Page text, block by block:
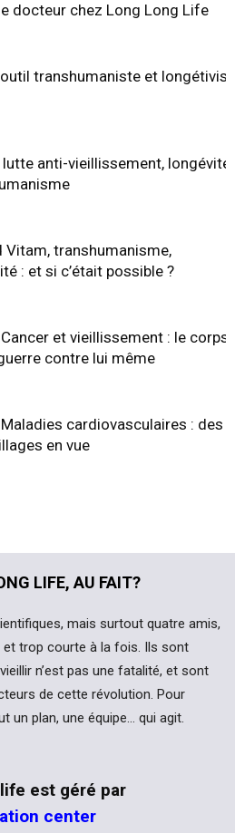
docteur chez Long Long Life
outil transhumaniste et
anti-vieillissement, longévité,
Vitam, transhumanisme,
: et si c’était possible ?
et vieillissement : le corps
contre lui même
cardiovasculaires : des
en vue
LIFE, AU FAIT?
mais surtout quatre amis,
et trop courte à la fois. Ils sont
n’est pas une fatalité, et sont
de cette révolution. Pour
un plan, une équipe… qui agit.
est géré par
center